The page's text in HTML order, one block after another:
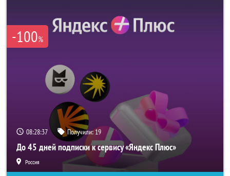
-100%
08:28:36 Получили:19
До 45 дней подписки к сервису «Яндекс Плюс»
Россия